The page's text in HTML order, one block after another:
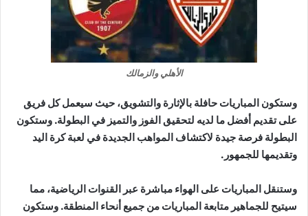
الأهلي والزمالك
وستكون المباريات حافلة بالإثارة والتشويق، حيث سيعمل كل فريق
على تقديم أفضل ما لديه لتحقيق الفوز والتميز في البطولة. وستكون
البطولة فرصة جيدة لاكتشاف المواهب الجديدة في لعبة كرة اليد
وتقديمها للجمهور.
وستنقل المباريات على الهواء مباشرة عبر القنوات الرياضية، مما
سيتيح للجماهير متابعة المباريات من جميع أنحاء المنطقة. وستكون